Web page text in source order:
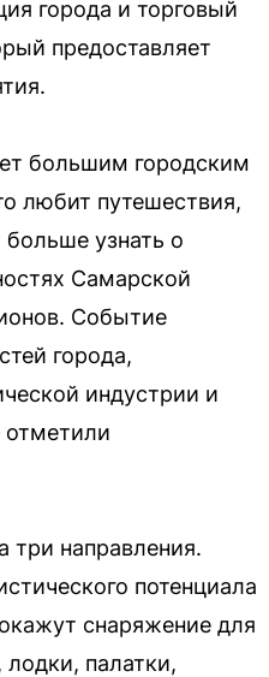
города и торговый
предоставляет
большим городским
любит путешествия,
узнать о
Самарской
Событие
города,
индустрии и
три направления.
потенциала
снаряжение для
лодки, палатки,